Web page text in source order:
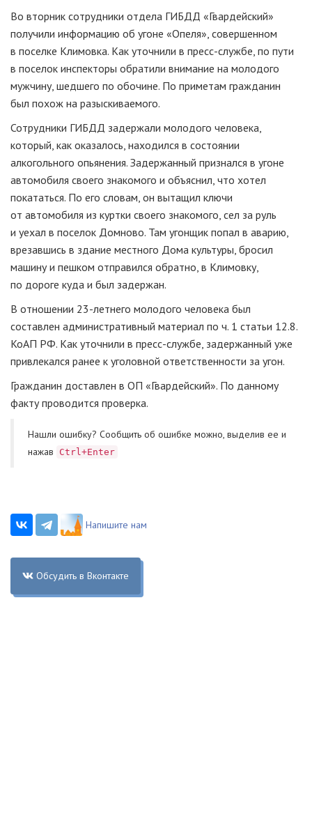
Во вторник сотрудники отдела ГИБДД «Гвардейский»
получили информацию об угоне «Опеля», совершенном
в поселке Климовка. Как уточнили в пресс-службе, по пути
в поселок инспекторы обратили внимание на молодого
мужчину, шедшего по обочине. По приметам гражданин
был похож на разыскиваемого.
Сотрудники ГИБДД задержали молодого человека,
который, как оказалось, находился в состоянии
алкогольного опьянения. Задержанный признался в угоне
автомобиля своего знакомого и объяснил, что хотел
покататься. По его словам, он вытащил ключи
от автомобиля из куртки своего знакомого, сел за руль
и уехал в поселок Домново. Там угонщик попал в аварию,
врезавшись в здание местного Дома культуры, бросил
машину и пешком отправился обратно, в Климовку,
по дороге куда и был задержан.
В отношении 23-летнего молодого человека был
составлен административный материал по ч. 1 статьи 12.8.
КоАП РФ. Как уточнили в пресс-службе, задержанный уже
привлекался ранее к уголовной ответственности за угон.
Гражданин доставлен в ОП «Гвардейский». По данному
факту проводится проверка.
Нашли ошибку? Cообщить об ошибке можно, выделив ее и
нажав
Ctrl+Enter
Напишите нам
Обсудить в Вконтакте